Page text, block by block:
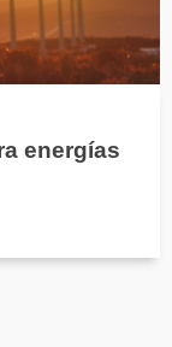
energías